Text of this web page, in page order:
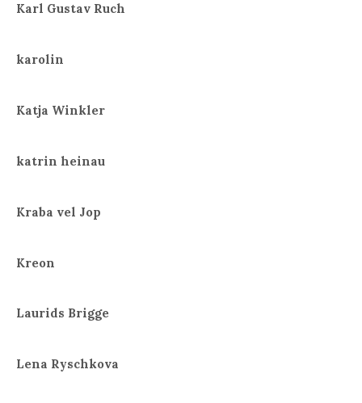
Karl Gustav Ruch
karolin
Katja Winkler
katrin heinau
Kraba vel Jop
Kreon
Laurids Brigge
Lena Ryschkova